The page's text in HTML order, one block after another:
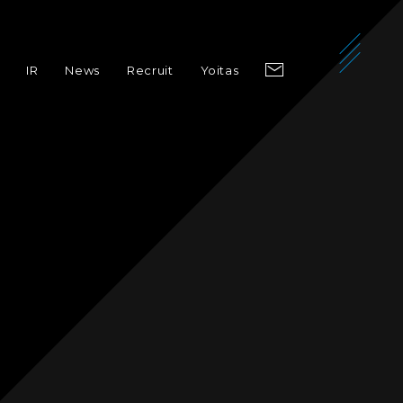
IR News Recruit Yoitas